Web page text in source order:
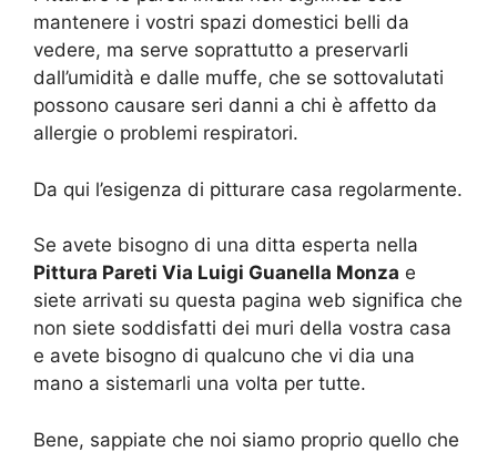
mantenere i vostri spazi domestici belli da
vedere, ma serve soprattutto a preservarli
dall’umidità e dalle muffe, che se sottovalutati
possono causare seri danni a chi è affetto da
allergie o problemi respiratori.
Da qui l’esigenza di pitturare casa regolarmente.
Se avete bisogno di una ditta esperta nella
Pittura Pareti Via Luigi Guanella Monza e
siete arrivati su questa pagina web significa che
non siete soddisfatti dei muri della vostra casa
e avete bisogno di qualcuno che vi dia una
mano a sistemarli una volta per tutte.
Bene, sappiate che noi siamo proprio quello che